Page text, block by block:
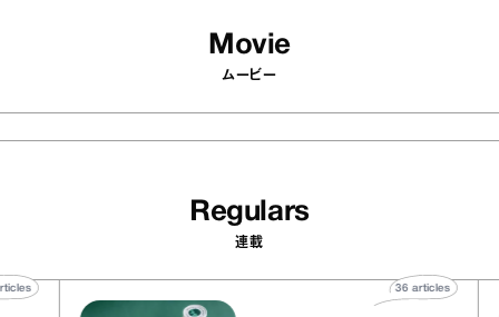
Movie
ムービー
Regulars
連載
40 36